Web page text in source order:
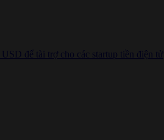
để tài trợ cho các startup tiền điện tử